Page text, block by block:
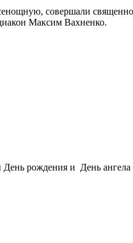
совершали
Максим Вахненко.
День рождения и День